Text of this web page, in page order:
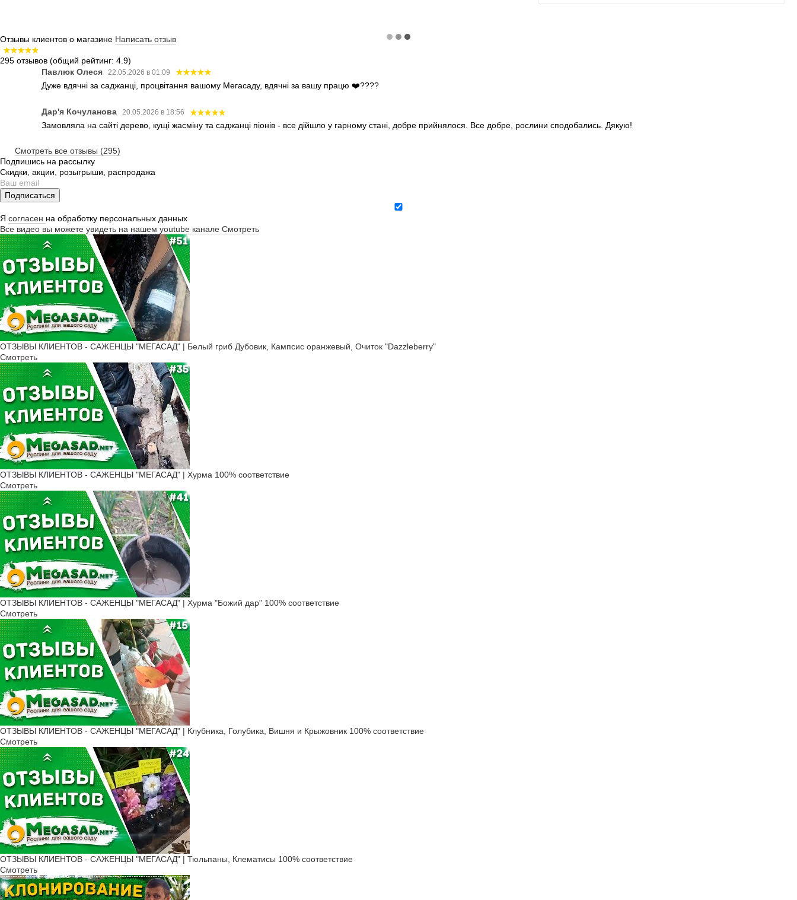
Отзывы клиентов о магазине Написать отзыв
295 отзывов (общий рейтинг: 4.9)
Павлюк Олеся
22.05.2026 в 01:09
Дуже вдячні за саджанці, процвітання вашому Мегасаду, вдячні за вашу працю ❤️????
Дар'я Кочуланова 20.05.2026 в 18:56
Замовляла на сайті дерево, кущі жасміну та саджанці піонів - все дійшло у гарному стані, добре прийнялося. Все добре, рослини сподобались. Дякую!
Смотреть все отзывы (295)
Подпишись на рассылку
Скидки, акции, розыгрыши, распродажа
Подписаться
Я согласен на обработку персональных данных
Все видео вы можете увидеть на нашем youtube канале Смотреть
ОТЗЫВЫ КЛИЕНТОВ - САЖЕНЦЫ "МЕГАСАД" | Белый гриб Дубовик, Кампсис оранжевый, Очиток "Dazzleberry"
Смотреть
ОТЗЫВЫ КЛИЕНТОВ - САЖЕНЦЫ "МЕГАСАД" | Хурма 100% соответствие
Смотреть
ОТЗЫВЫ КЛИЕНТОВ - САЖЕНЦЫ "МЕГАСАД" | Хурма "Божий дар" ​100% соответствие
Смотреть
ОТЗЫВЫ КЛИЕНТОВ - САЖЕНЦЫ "МЕГАСАД" | Клубника, Голубика, Вишня и Крыжовник 100% соответствие
Смотреть
ОТЗЫВЫ КЛИЕНТОВ - САЖЕНЦЫ "МЕГАСАД" | Тюльпаны, Клематисы 100% соответствие
Смотреть